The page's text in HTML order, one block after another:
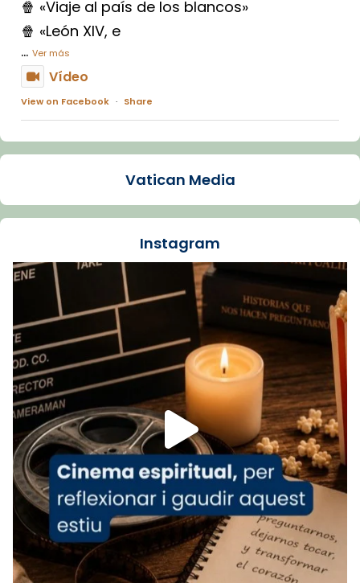
🍿 «Viaje al país de los blancos»
🍿 «León XIV, e
... Ver más
Vídeo
View on Facebook · Share
Arquebisbat de Barcelona
La Carmina va patir depressió. Fa gairebé
dos mesos, a l'Estadi Lluís Companys, la
Recupera l'entrevista comp
Vatican
tican News 👇
www.vaticannews.va/es/iglesia/news/2026-
07/carmina-historia-depresion-papa-viaje-
espana-testimoni...
Foto
View on Facebook · Share
Arquebisbat de Barcelona
2 weeks ago
«Avui les santes Juliana i Semproniana ens
ajuden a alçar la mirada»
Mons. Sergi Gordo, bisbe de Tortosa, ha
presidit aquest 27 de juliol la missa de Les
Vatican Media
Instagram